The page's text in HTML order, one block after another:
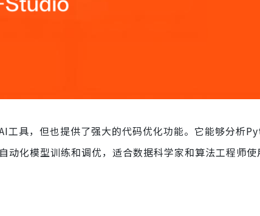
工具，但也提供了强大的代码优化功能。它能够分析
动化模型训练和调优，适合数据科学家和算法工程师使